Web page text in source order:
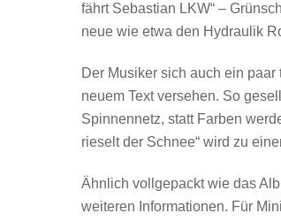
fährt Sebastian LKW“ –
neue wie etwa den Hydraulik
Der Musiker sich auch ein
neuem Text versehen. So
Spinnennetz, statt Farben
rieselt der Schnee“ wird zu
Ähnlich vollgepackt wie das
weiteren Informationen. Für